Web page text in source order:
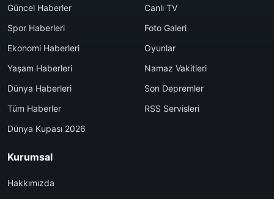
Güncel Haberler
Spor Haberleri
Ekonomi Haberleri
Yaşam Haberleri
Dünya Haberleri
Tüm Haberler
Dünya Kupası 2026
Canlı TV
Foto Galeri
Oyunlar
Namaz Vakitleri
Son Depremler
RSS Servisleri
Kurumsal
Hakkımızda